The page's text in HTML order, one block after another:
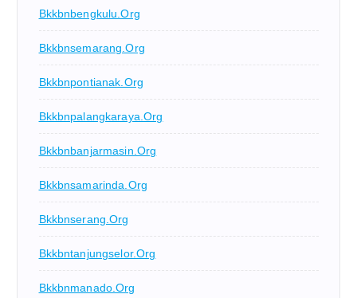
Bkkbnbengkulu.org
Bkkbnsemarang.org
Bkkbnpontianak.org
Bkkbnpalangkaraya.org
Bkkbnbanjarmasin.org
Bkkbnsamarinda.org
Bkkbnserang.org
Bkkbntanjungselor.org
Bkkbnmanado.org